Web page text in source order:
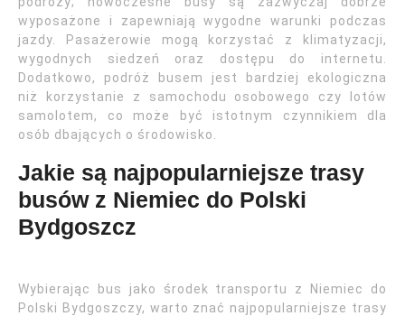
wyposażone i zapewniają wygodne warunki podczas
jazdy. Pasażerowie mogą korzystać z klimatyzacji,
wygodnych siedzeń oraz dostępu do internetu.
Dodatkowo, podróż busem jest bardziej ekologiczna
niż korzystanie z samochodu osobowego czy lotów
samolotem, co może być istotnym czynnikiem dla
osób dbających o środowisko.
Jakie są najpopularniejsze trasy
busów z Niemiec do Polski
Bydgoszcz
Wybierając bus jako środek transportu z Niemiec do
Polski Bydgoszczy, warto znać najpopularniejsze trasy